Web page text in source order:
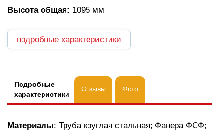
Высота общая: 1095 мм
подробные характеристики
Подробные
характеристики
Отзывы Фото
Материалы: Труба круглая стальная; Фанера ФСФ;